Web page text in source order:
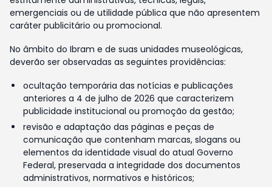
emergenciais ou de utilidade pública que não apresentem
caráter publicitário ou promocional.
No âmbito do Ibram e de suas unidades museológicas,
deverão ser observadas as seguintes providências:
ocultação temporária das notícias e publicações
anteriores a 4 de julho de 2026 que caracterizem
publicidade institucional ou promoção da gestão;
revisão e adaptação das páginas e peças de
comunicação que contenham marcas, slogans ou
elementos da identidade visual do atual Governo
Federal, preservada a integridade dos documentos
administrativos, normativos e históricos;